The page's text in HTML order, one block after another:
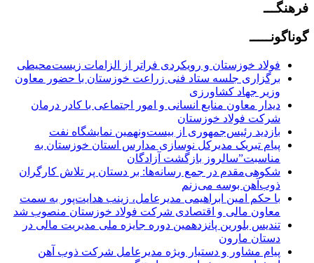
فرهنگـــ
گوناگونـــــ
فولاد خوزستان و رویکردی فراتر از الزامات زیست‌محیطی
برگزاری جلسه ستاد فنی زراعت خوزستان با حضور معاون
وزیر جهاد کشاورزی
دیدار معاون منابع انسانی و امور اجتماعی با کادر درمان
شرکت فولاد خوزستان
بازدید رئیس‌جمهوری از بیست‌ونهمین نمایشگاه نفت
پیام تبریک مدیرکل نوسازی مدارس استان خوزستان به
مناسبت”سالروز بازگشت آزادگان
شکوهی‌مقدم در جمع رسانه‌ها: بر دستان پر تلاش کارگران
ذوب‌آهن بوسه می‌زنم
با حکم امین ابراهیمی مدیرعامل، زینب هدایت‌پور به سمت
معاون مالی و اقتصادی شرکت فولاد خوزستان منصوب شد
تندیس بلورین پانزدهمین دوره جایزه ملی مدیریت مالی در
دستان مارون
پیام مشاور و دستیار ویژه مدیرعامل شرکت ذوب آهن